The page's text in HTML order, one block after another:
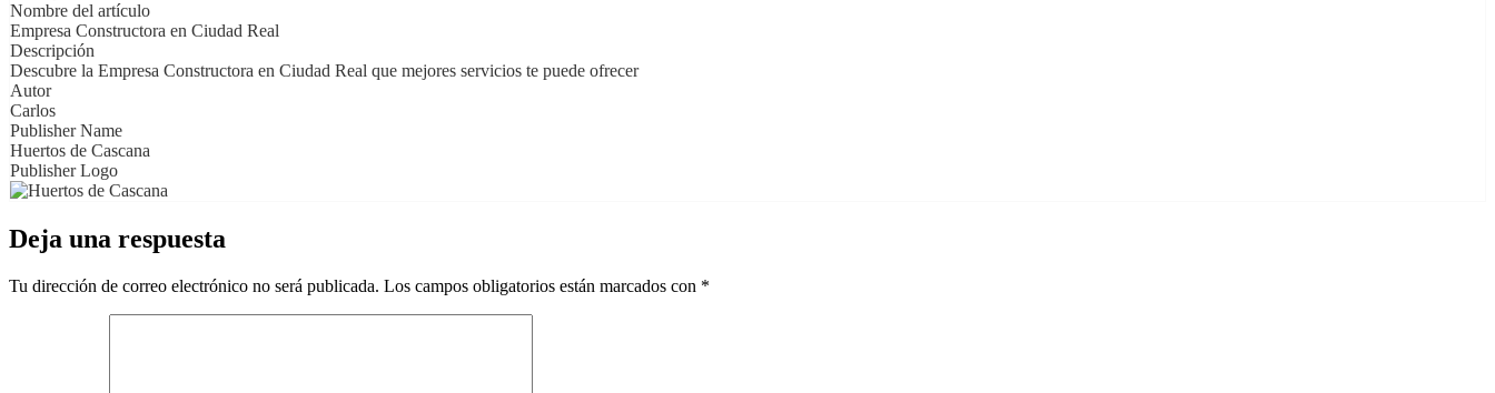
Nombre del artículo
Empresa Constructora en Ciudad Real
Descripción
Descubre la Empresa Constructora en Ciudad Real que mejores servicios te puede ofrecer
Autor
Carlos
Publisher Name
Huertos de Cascana
Publisher Logo
Deja una respuesta
Tu dirección de correo electrónico no será publicada. Los campos obligatorios están marcados con *